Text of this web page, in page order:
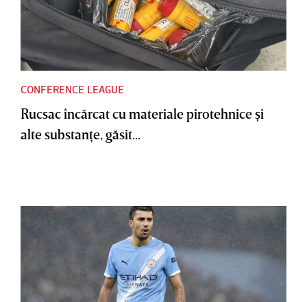
CONFERENCE LEAGUE
Rucsac încărcat cu materiale pirotehnice şi
alte substanţe, găsit...